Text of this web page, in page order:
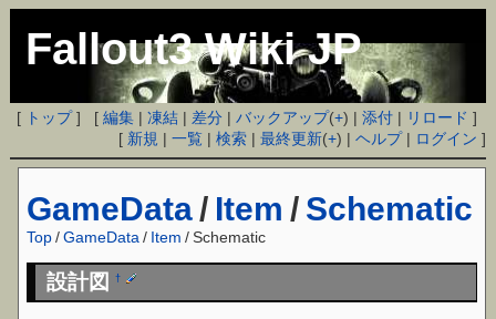
Fallout3 Wiki JP
[ トップ] [編集 |凍結 | 差分 |バックアップ(+) |添付 | リロード ]
[ 新規 |一覧 |検索 |最終更新(+) |ヘルプ| ログイン ]
GameData / Item / Schematic
Top /GameData / Item / Schematic
設計図†